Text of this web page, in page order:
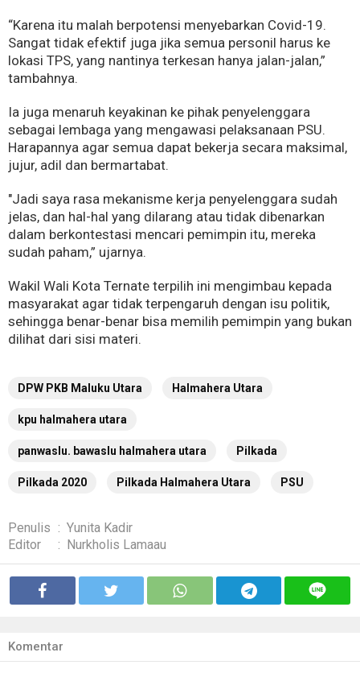
“Karena itu malah berpotensi menyebarkan Covid-19.
Sangat tidak efektif juga jika semua personil harus ke
lokasi TPS, yang nantinya terkesan hanya jalan-jalan,”
tambahnya.
Ia juga menaruh keyakinan ke pihak penyelenggara
sebagai lembaga yang mengawasi pelaksanaan PSU.
Harapannya agar semua dapat bekerja secara maksimal,
jujur, adil dan bermartabat.
"Jadi saya rasa mekanisme kerja penyelenggara sudah
jelas, dan hal-hal yang dilarang atau tidak dibenarkan
dalam berkontestasi mencari pemimpin itu, mereka
sudah paham,” ujarnya.
Wakil Wali Kota Ternate terpilih ini mengimbau kepada
masyarakat agar tidak terpengaruh dengan isu politik,
sehingga benar-benar bisa memilih pemimpin yang bukan
dilihat dari sisi materi.
DPW PKB Maluku Utara Halmahera Utara
kpu halmahera utara
panwaslu. bawaslu halmahera utara Pilkada
Pilkada 2020 Pilkada Halmahera Utara PSU
Penulis : Yunita Kadir
Editor
: Nurkholis Lamaau
Komentar